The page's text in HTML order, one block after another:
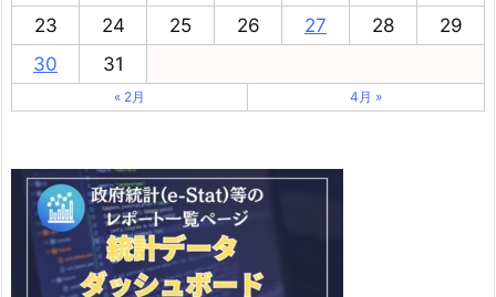
23
24 25 26 27 28
29
30
31
« 2月 4月 »